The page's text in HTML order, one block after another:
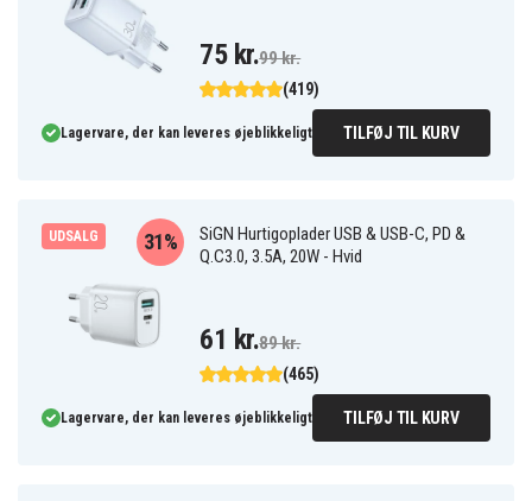
(419)
75 kr.99 kr.
Lagervare, der kan leveres øjeblikkeligt TILFØJ TIL KURV
UDSALG
SiGN Hurtigoplader USB & USB-C, PD &
Q.C3.0, 3.5A, 20W - Hvid
(465)
31%
61 kr.89 kr.
Lagervare, der kan leveres øjeblikkeligt TILFØJ TIL KURV